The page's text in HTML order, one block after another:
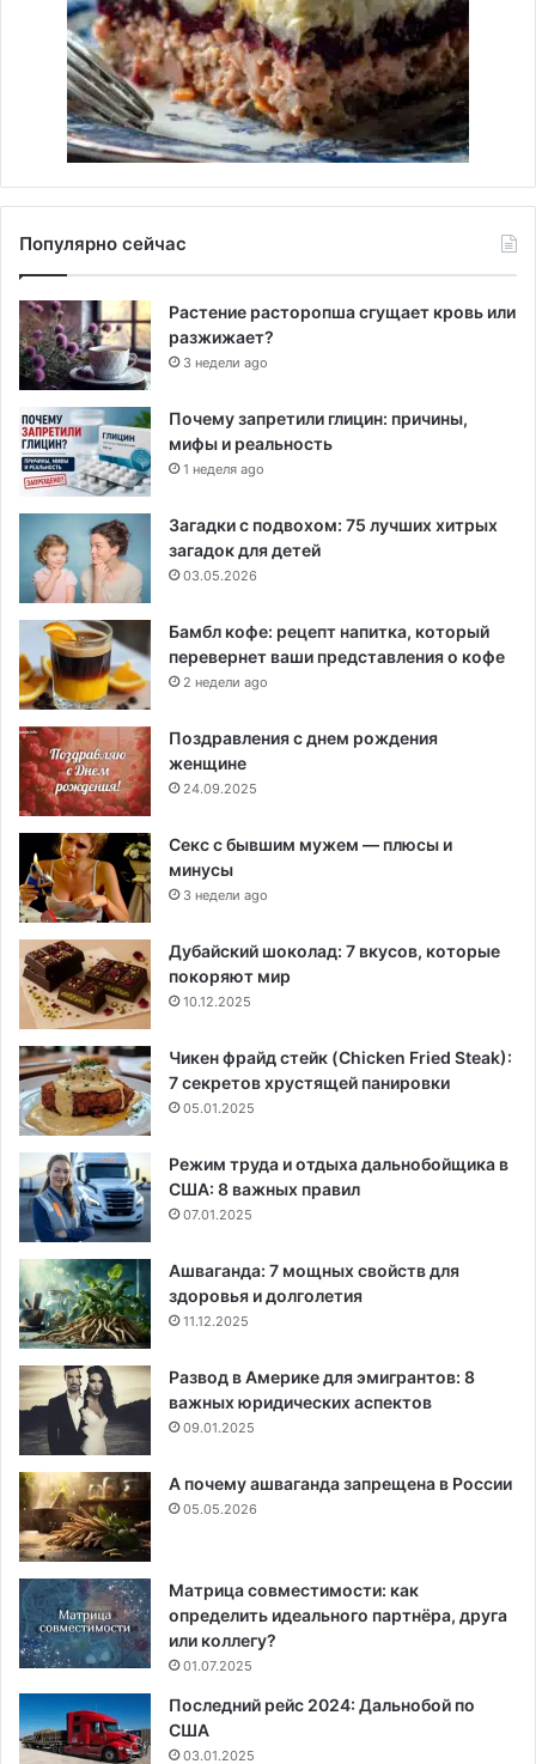
Популярно сейчас
Растение расторопша сгущает кровь или
разжижает?
3 недели ago
Почему запретили глицин: причины,
мифы и реальность
1 неделя ago
Загадки с подвохом: 75 лучших хитрых
загадок для детей
03.05.2026
Бамбл кофе: рецепт напитка, который
перевернет ваши представления о кофе
2 недели ago
Поздравления с днем рождения
женщине
24.09.2025
Секс с бывшим мужем — плюсы и
минусы
3 недели ago
Дубайский шоколад: 7 вкусов, которые
покоряют мир
10.12.2025
Чикен фрайд стейк (Chicken Fried Steak):
7 секретов хрустящей панировки
05.01.2025
Режим труда и отдыха дальнобойщика в
США: 8 важных правил
07.01.2025
Ашваганда: 7 мощных свойств для
здоровья и долголетия
11.12.2025
Развод в Америке для эмигрантов: 8
важных юридических аспектов
09.01.2025
А почему ашваганда запрещена в России
05.05.2026
Матрица совместимости: как
определить идеального партнёра, друга
или коллегу?
01.07.2025
Последний рейс 2024: Дальнобой по
США
03.01.2025